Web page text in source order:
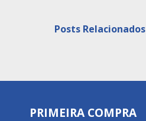
Posts Relacionados
PRIMEIRA COMPRA